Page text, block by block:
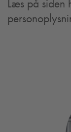
Læs på siden